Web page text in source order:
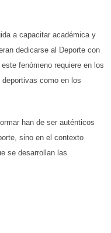
a capacitar académica y
dedicarse al Deporte con
fenómeno requiere en los
como en los
han de ser auténticos
sino en el contexto
se desarrollan las